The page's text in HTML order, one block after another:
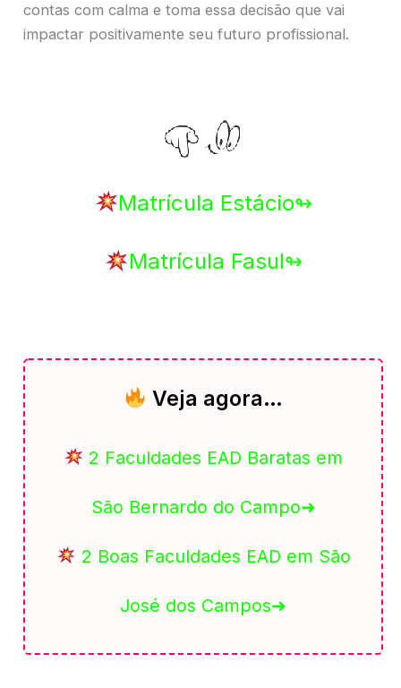
contas com calma e toma essa decisão que vai
impactar positivamente seu futuro profissional.
Matrícula Estácio↬
Matrícula Fasul↬
Veja agora…
2 Faculdades EAD Baratas em
São Bernardo do Campo➜
2 Boas Faculdades EAD em São
José dos Campos➜